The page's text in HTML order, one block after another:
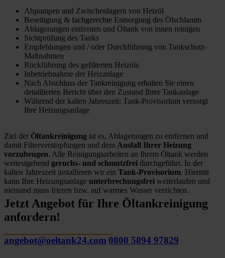
Abpumpen und Zwischenlagern von Heizöl
Beseitigung & fachgerechte Entsorgung des Ölschlamm
Ablagerungen entfernen und Öltank von innen reinigen
Sichtprüfung des Tanks
Empfehlungen und / oder Durchführung von Tankschutz-
Maßnahmen
Rückführung des gefilterten Heizöls
Inbetriebnahme der Heizanlage
Nach Abschluss der Tankreinigung erhalten Sie einen
detaillierten Bericht über den Zustand Ihrer Tankanlage
Während der kalten Jahreszeit: Tank-Provisorium versorgt
Ihre Heizungsanlage
Ziel der Öltankreinigung ist es, Ablagerungen zu entfernen und
damit Filterverstopfungen und dem Ausfall Ihrer Heizung
vorzubeugen. Alle Reinigungsarbeiten an Ihrem Öltank werden
weitestgehend geruchs- und schmutzfrei durchgeführt. In der
kalten Jahreszeit installieren wir ein Tank-Provisorium. Hiermit
kann Ihre Heizungsanlage unterbrechungsfrei weiterlaufen und
niemand muss frieren bzw. auf warmes Wasser verzichten.
Jetzt Angebot für Ihre Öltankreinigung
anfordern!
angebot@oeltank24.com 0800 5894 97829